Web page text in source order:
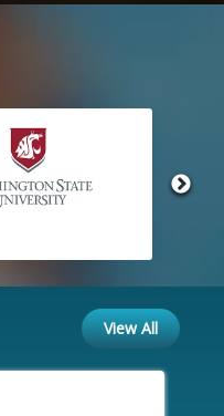
View All